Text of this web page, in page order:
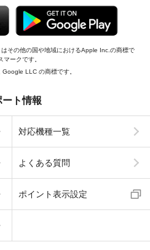
その他の国や地域におけるApple Inc.の商標で
ークです。
LLC の商標です。
ート情報
対応機種一覧
よくある質問
ポイント表示設定